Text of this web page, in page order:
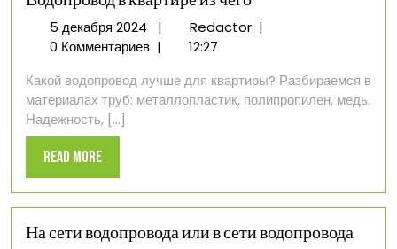
5 декабря 20245
декабря
| RedactorВодопровод
из
чего
|
0 Комментариев |
12:27
Какой водопровод лучше для квартиры? Разбираемся в
материалах труб: металлопластик, полипропилен, медь.
Надежность, [...]
Read MoreRead
More
На сети водопровода или в сети водопровода